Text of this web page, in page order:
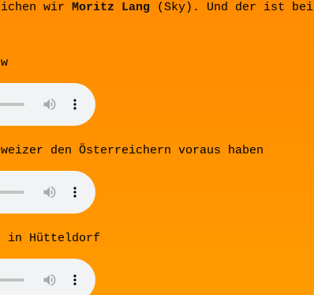
wir Moritz Lang (Sky). Und der ist bei
den Österreichern voraus haben
in Hütteldorf